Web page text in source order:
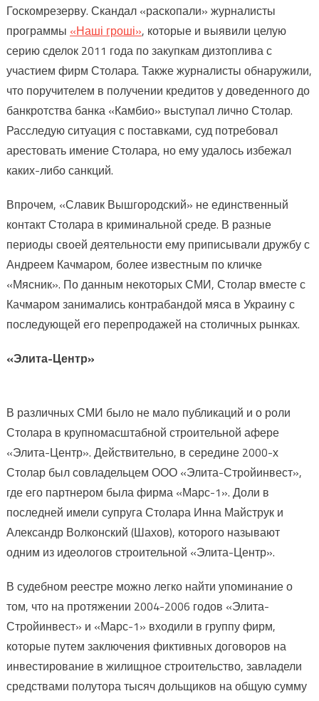
Госкомрезерву. Скандал «раскопали» журналисты
программы «Наші гроші», которые и выявили целую
серию сделок 2011 года по закупкам дизтоплива с
участием фирм Столара. Также журналисты обнаружили,
что поручителем в получении кредитов у доведенного до
банкротства банка «Камбио» выступал лично Столар.
Расследую ситуация с поставками, суд потребовал
арестовать имение Столара, но ему удалось избежал
каких-либо санкций.
Впрочем, «Славик Вышгородский» не единственный
контакт Столара в криминальной среде. В разные
периоды своей деятельности ему приписывали дружбу с
Андреем Качмаром, более известным по кличке
«Мясник». По данным некоторых СМИ, Столар вместе с
Качмаром занимались контрабандой мяса в Украину с
последующей его перепродажей на столичных рынках.
«Элита-Центр»
В различных СМИ было не мало публикаций и о роли
Столара в крупномасштабной строительной афере
«Элита-Центр». Действительно, в середине 2000-х
Столар был совладельцем ООО «Элита-Стройинвест»,
где его партнером была фирма «Марс-1». Доли в
последней имели супруга Столара Инна Майструк и
Александр Волконский (Шахов), которого называют
одним из идеологов строительной «Элита-Центр».
В судебном реестре можно легко найти упоминание о
том, что на протяжении 2004-2006 годов «Элита-
Стройинвест» и «Марс-1» входили в группу фирм,
которые путем заключения фиктивных договоров на
инвестирование в жилищное строительство, завладели
средствами полутора тысяч дольщиков на общую сумму